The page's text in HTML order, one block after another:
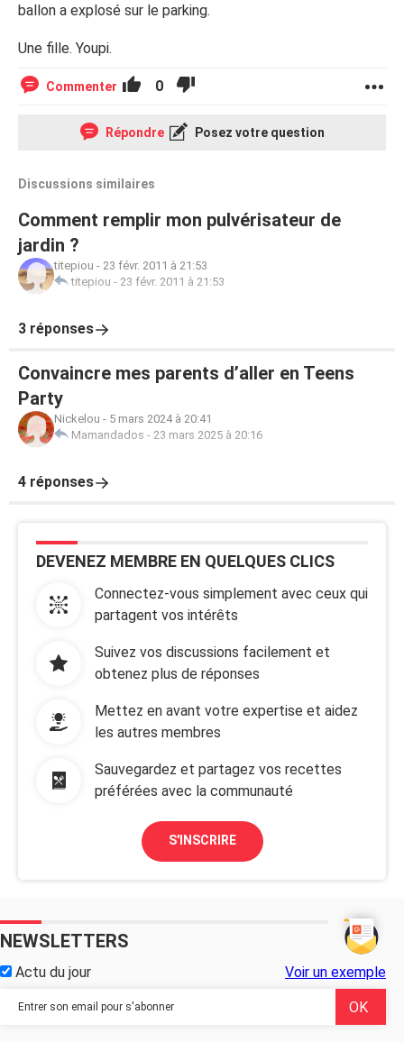
ballon a explosé sur le parking.
Une fille. Youpi.
Commenter 0
Répondre Posez votre question
Discussions similaires
Comment remplir mon pulvérisateur de
jardin ?
titepiou - 23 févr. 2011 à 21:53
titepiou - 23 févr. 2011 à 21:53
3 réponses
Convaincre mes parents d’aller en Teens
Party
Nickelou - 5 mars 2024 à 20:41
Mamandados - 23 mars 2025 à 20:16
4 réponses
DEVENEZ MEMBRE EN QUELQUES CLICS
Connectez-vous simplement avec ceux qui
partagent vos intérêts
Suivez vos discussions facilement et
obtenez plus de réponses
Mettez en avant votre expertise et aidez
les autres membres
Sauvegardez et partagez vos recettes
préférées avec la communauté
S'INSCRIRE
NEWSLETTERS
Actu du jour Voir un exemple